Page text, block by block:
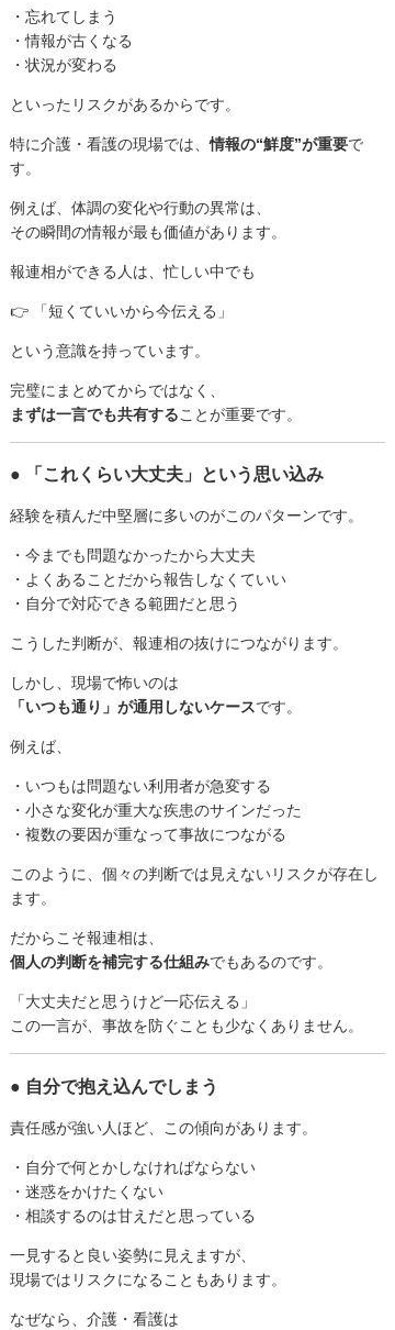
・忘れてしまう
・情報が古くなる
・状況が変わる
といったリスクがあるからです。
特に介護・看護の現場では、情報の“鮮度”が重要で
す。
例えば、体調の変化や行動の異常は、
その瞬間の情報が最も価値があります。
報連相ができる人は、忙しい中でも
👉 「短くていいから今伝える」
という意識を持っています。
完璧にまとめてからではなく、
まずは一言でも共有することが重要です。
● 「これくらい大丈夫」という思い込み
経験を積んだ中堅層に多いのがこのパターンです。
・今までも問題なかったから大丈夫
・よくあることだから報告しなくていい
・自分で対応できる範囲だと思う
こうした判断が、報連相の抜けにつながります。
しかし、現場で怖いのは
「いつも通り」が通用しないケースです。
例えば、
・いつもは問題ない利用者が急変する
・小さな変化が重大な疾患のサインだった
・複数の要因が重なって事故につながる
このように、個々の判断では見えないリスクが存在し
ます。
だからこそ報連相は、
個人の判断を補完する仕組みでもあるのです。
「大丈夫だと思うけど一応伝える」
この一言が、事故を防ぐことも少なくありません。
● 自分で抱え込んでしまう
責任感が強い人ほど、この傾向があります。
・自分で何とかしなければならない
・迷惑をかけたくない
・相談するのは甘えだと思っている
一見すると良い姿勢に見えますが、
現場ではリスクになることもあります。
なぜなら、介護・看護は